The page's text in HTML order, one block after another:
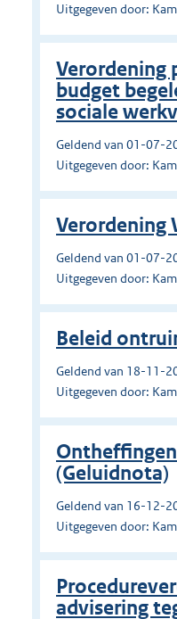
Uitgegeven door:
Verordening
budget
sociale
Geldend van 01-07-
Uitgegeven door:
Verordening
Geldend van 01-07-
Uitgegeven door:
Beleid
Geldend van 18-11-
Uitgegeven door:
(Geluidnota)
Geldend van 16-12-
Uitgegeven door:
advisering